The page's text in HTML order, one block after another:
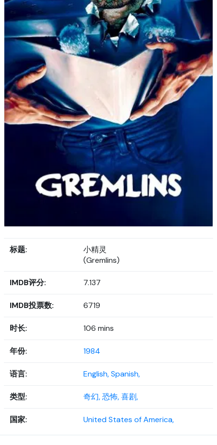
标题:
小精灵
(Gremlins)
IMDB评分: 7.137
IMDB投票数: 6719
时长: 106 mins
年份: 1984
语言: English,Spanish,
类型: 奇幻,恐怖,喜剧,
国家: United States of America,